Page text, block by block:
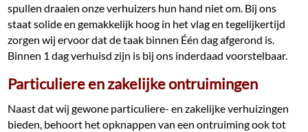
spullen draaien onze verhuizers hun hand niet om. Bij ons
staat solide en gemakkelijk hoog in het vlag en tegelijkertijd
zorgen wij ervoor dat de taak binnen Één dag afgerond is.
Binnen 1 dag verhuisd zijn is bij ons inderdaad voorstelbaar.
Particuliere en zakelijke ontruimingen
Naast dat wij gewone particuliere- en zakelijke verhuizingen
bieden, behoort het opknappen van een ontruiming ook tot